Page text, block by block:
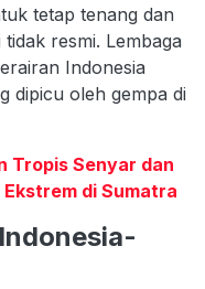
tetap tenang dan
resmi. Lembaga
Indonesia
dipicu oleh gempa di
Tropis Senyar dan
di Sumatra